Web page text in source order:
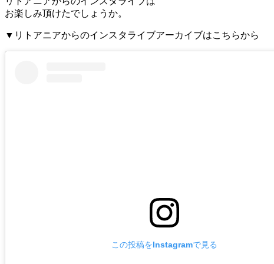
お楽しみ頂けたでしょうか。
▼リトアニアからのインスタライブアーカイブはこちらから
この投稿をInstagramで見る